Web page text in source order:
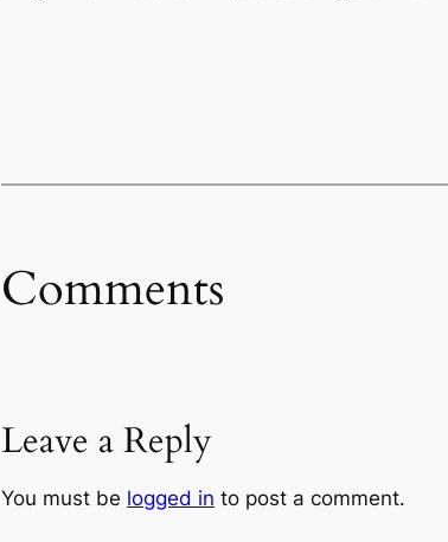
Comments
Leave a Reply
You must be logged in to post a comment.